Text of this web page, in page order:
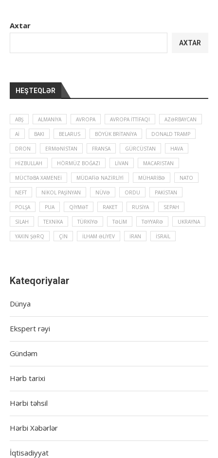
Axtar
AXTAR
HEŞTEQLƏR
ABŞ ALMANIYA AVROPA AVROPA İTTIFAQI AZƏRBAYCAN
Aİ BAKI BELARUS BÖYÜK BRITANIYA DONALD TRAMP
DRON ERMƏNISTAN FRANSA GÜRCÜSTAN HAVA
HIZBULLAH HÖRMÜZ BOĞAZI LIVAN MACARISTAN
MÜCTƏBA XAMENEI MÜDAFIƏ NAZIRLIYI MÜHARIBƏ NATO
NEFT NIKOL PAŞINYAN NÜVƏ ORDU PAKISTAN
POLŞA PUA QIYMƏT RAKET RUSIYA SEPAH
SILAH TEXNIKA TÜRKIYƏ TƏLIM TƏYYARƏ UKRAYNA
YAXIN ŞƏRQ ÇIN İLHAM ƏLIYEV İRAN İSRAIL
Kateqoriyalar
Dünya
Ekspert rəyi
Gündəm
Hərb tarixi
Hərbi təhsil
Hərbi Xəbərlər
İqtisadiyyat